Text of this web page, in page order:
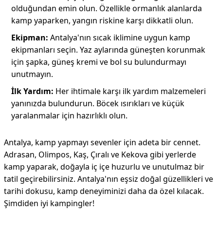
olduğundan emin olun. Özellikle ormanlık alanlarda
kamp yaparken, yangın riskine karşı dikkatli olun.
Ekipman: Antalya'nın sıcak iklimine uygun kamp
ekipmanları seçin. Yaz aylarında güneşten korunmak
için şapka, güneş kremi ve bol su bulundurmayı
unutmayın.
İlk Yardım: Her ihtimale karşı ilk yardım malzemeleri
yanınızda bulundurun. Böcek ısırıkları ve küçük
yaralanmalar için hazırlıklı olun.
Antalya, kamp yapmayı sevenler için adeta bir cennet.
Adrasan, Olimpos, Kaş, Çıralı ve Kekova gibi yerlerde
kamp yaparak, doğayla iç içe huzurlu ve unutulmaz bir
tatil geçirebilirsiniz. Antalya'nın eşsiz doğal güzellikleri ve
tarihi dokusu, kamp deneyiminizi daha da özel kılacak.
Şimdiden iyi kampingler!